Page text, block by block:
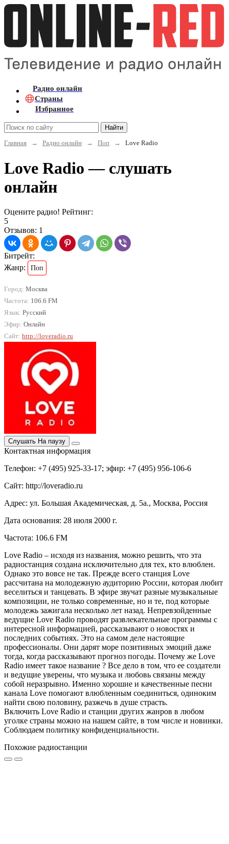
Радио онлайн
Страны
Избранное
Найти
Главная
→ Радио онлайн → Поп → Love Radio
Love Radio — слушать
онлайн
Оцените радио! Рейтинг:
5
Отзывов: 1
Битрейт:
Жанр:
Поп
Город: Москва
Частота: 106.6 FM
Язык: Русский
Эфир: Онлайн
Сайт: http://loveradio.ru
Слушать На паузу
Контактная информация
Телефон: +7 (495) 925-33-17; эфир: +7 (495) 956-106-6
Сайт: http://loveradio.ru
Адрес: ул. Большая Академическая, д. 5а., Москва, Россия
Дата основания: 28 июля 2000 г.
Частота: 106.6 FM
Love Radio – исходя из названия, можно решить, что эта
радиостанция создана исключительно для тех, кто влюблен.
Однако это вовсе не так. Прежде всего станция Love
рассчитана на молодежную аудиторию России, которая любит
веселиться и танцевать. В эфире звучат разные музыкальные
композиции, не только современные, но и те, под которые
молодежь зажигала несколько лет назад. Непревзойденные
ведущие Love Radio проводят развлекательные программы с
интересной информацией, рассказывают о новостях и
последних событиях. Это на самом деле настоящие
профессионалы. Они дарят море позитивных эмоций даже
тогда, когда рассказывают прогноз погоды. Почему же Love
Radio имеет такое название ? Все дело в том, что ее создатели
и ведущие уверены, что музыка и любовь связаны между
собой неразрывно. Именно хорошие и качественные песни
канала Love помогают влюбленным соединиться, одиноким
найти свою половину, разжечь в душе страсть.
Включить Love Radio и станции других жанров в любом
уголке страны можно на нашем сайте, в том числе и новинки.
Соблюдаем политику конфиденциальности.
Похожие радиостанции